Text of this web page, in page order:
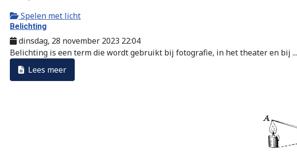
Spelen met licht
Belichting
dinsdag, 28 november 2023 22:04
Belichting is een term die wordt gebruikt bij fotografie, in het theater en bij ...
Lees meer